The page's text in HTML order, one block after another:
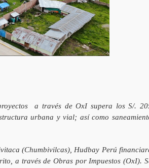
a través de OxI supera los S/.
urbana y vial; así como
(Chumbivilcas), Hudbay Perú
a través de Obras por Impuestos (OxI).